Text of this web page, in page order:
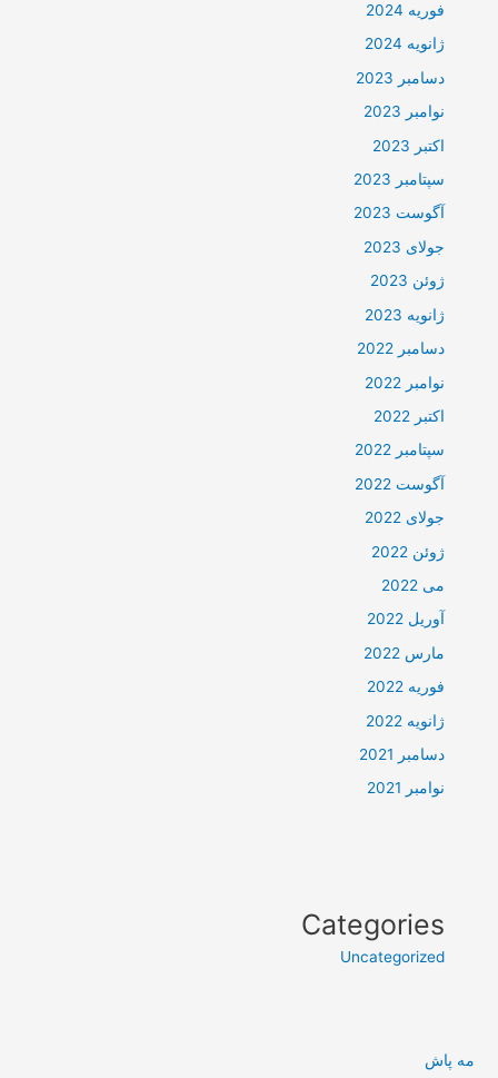
فوریه 2024
ژانویه 2024
دسامبر 2023
نوامبر 2023
اکتبر 2023
سپتامبر 2023
آگوست 2023
جولای 2023
ژوئن 2023
ژانویه 2023
دسامبر 2022
نوامبر 2022
اکتبر 2022
سپتامبر 2022
آگوست 2022
جولای 2022
ژوئن 2022
می 2022
آوریل 2022
مارس 2022
فوریه 2022
ژانویه 2022
دسامبر 2021
نوامبر 2021
Categories
Uncategorized
مه پاش